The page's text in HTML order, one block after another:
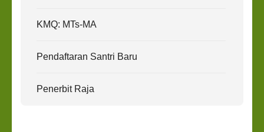
KMQ: MTs-MA
Pendaftaran Santri Baru
Penerbit Raja